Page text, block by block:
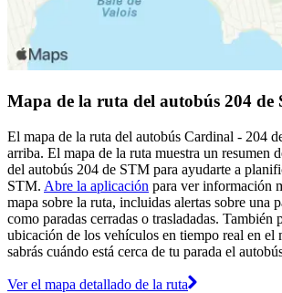
Mapa de la ruta del autobús 204 de
El mapa de la ruta del autobús Cardinal - 204
arriba. El mapa de la ruta muestra un resumen
del autobús 204 de STM para ayudarte a
STM. Abre la aplicación para ver información
mapa sobre la ruta, incluidas alertas sobre una
como paradas cerradas o trasladadas. También
ubicación de los vehículos en tiempo real en el
sabrás cuándo está cerca de tu parada el
Ver el mapa detallado de la ruta